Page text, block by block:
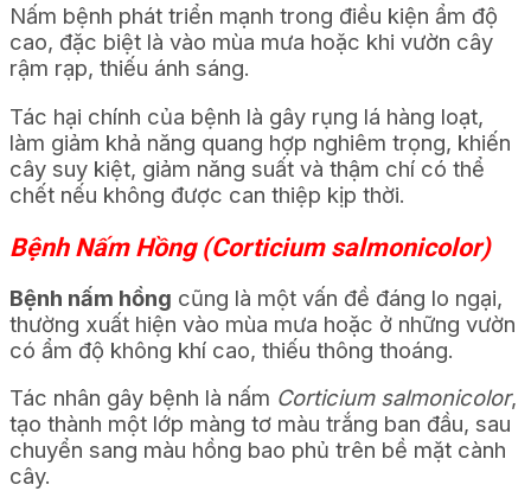
Nấm bệnh phát triển mạnh trong điều kiện ẩm độ
cao, đặc biệt là vào mùa mưa hoặc khi vườn cây
rậm rạp, thiếu ánh sáng.
Tác hại chính của bệnh là gây rụng lá hàng loạt,
làm giảm khả năng quang hợp nghiêm trọng, khiến
cây suy kiệt, giảm năng suất và thậm chí có thể
chết nếu không được can thiệp kịp thời.
Bệnh Nấm Hồng (Corticium salmonicolor)
Bệnh nấm hồng cũng là một vấn đề đáng lo ngại,
thường xuất hiện vào mùa mưa hoặc ở những vườn
có ẩm độ không khí cao, thiếu thông thoáng.
Tác nhân gây bệnh là nấm Corticium salmonicolor,
tạo thành một lớp màng tơ màu trắng ban đầu, sau
chuyển sang màu hồng bao phủ trên bề mặt cành
cây.